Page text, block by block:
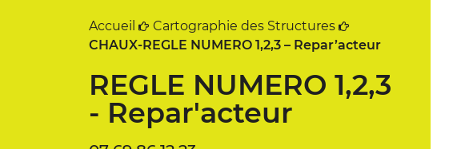
Accueil
Cartographie des Structures
CHAUX-REGLE NUMERO 1,2,3 – Repar’acteur
REGLE NUMERO 1,2,3
- Repar'acteur